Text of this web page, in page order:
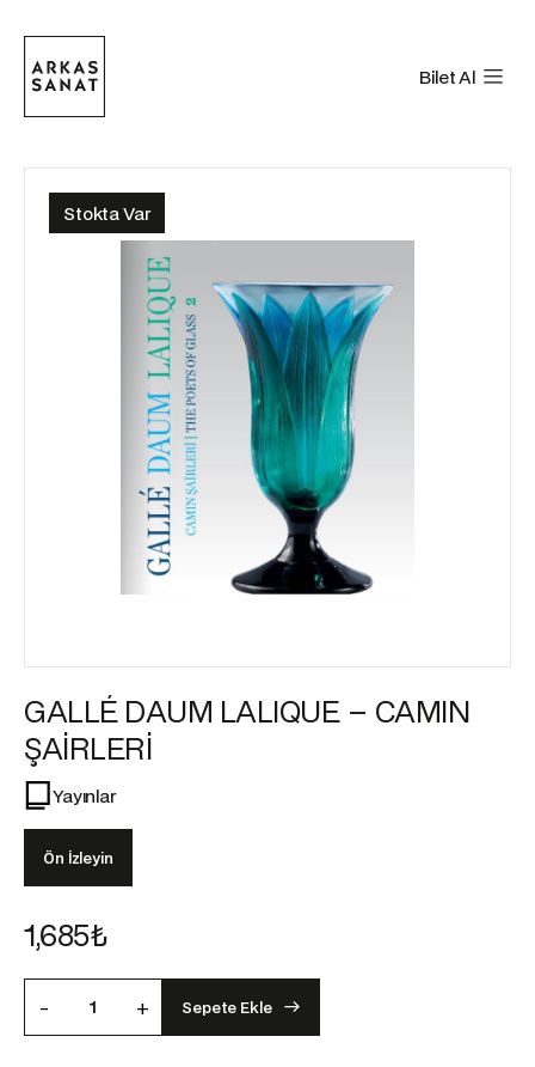
Bilet Al
Stokta Var
GALLÉ DAUM LALIQUE – CAMIN
ŞAİRLERİ
Yayınlar
Ön İzleyin
1,685₺
- + Sepete Ekle